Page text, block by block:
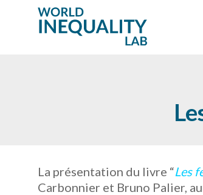
La présentation du livre “Les
Carbonnier et Bruno Palier,